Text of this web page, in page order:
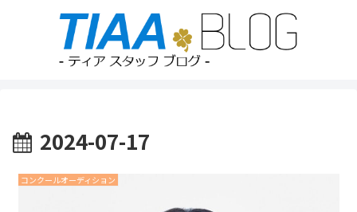
2024-07-17
コンクールオーディション